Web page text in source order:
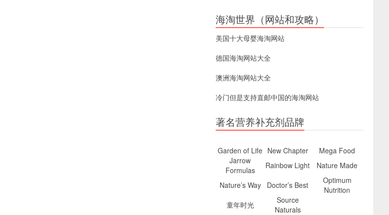
海淘世界（网站和攻略）
美国十大母婴海淘网站
德国海淘网站大全
澳洲海淘网站大全
冷门但是支持直邮中国的海淘网站
著名营养补充剂品牌
Garden of Life New Chapter
Mega Food
Jarrow
Formulas
Rainbow Light
Nature Made
Nature’s Way
Doctor’s Best
Optimum
Nutrition
童年时光
Source
Naturals